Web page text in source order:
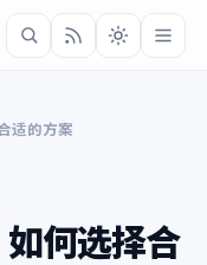
适的方案
何选择合